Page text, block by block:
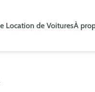
Location de VoituresÀ